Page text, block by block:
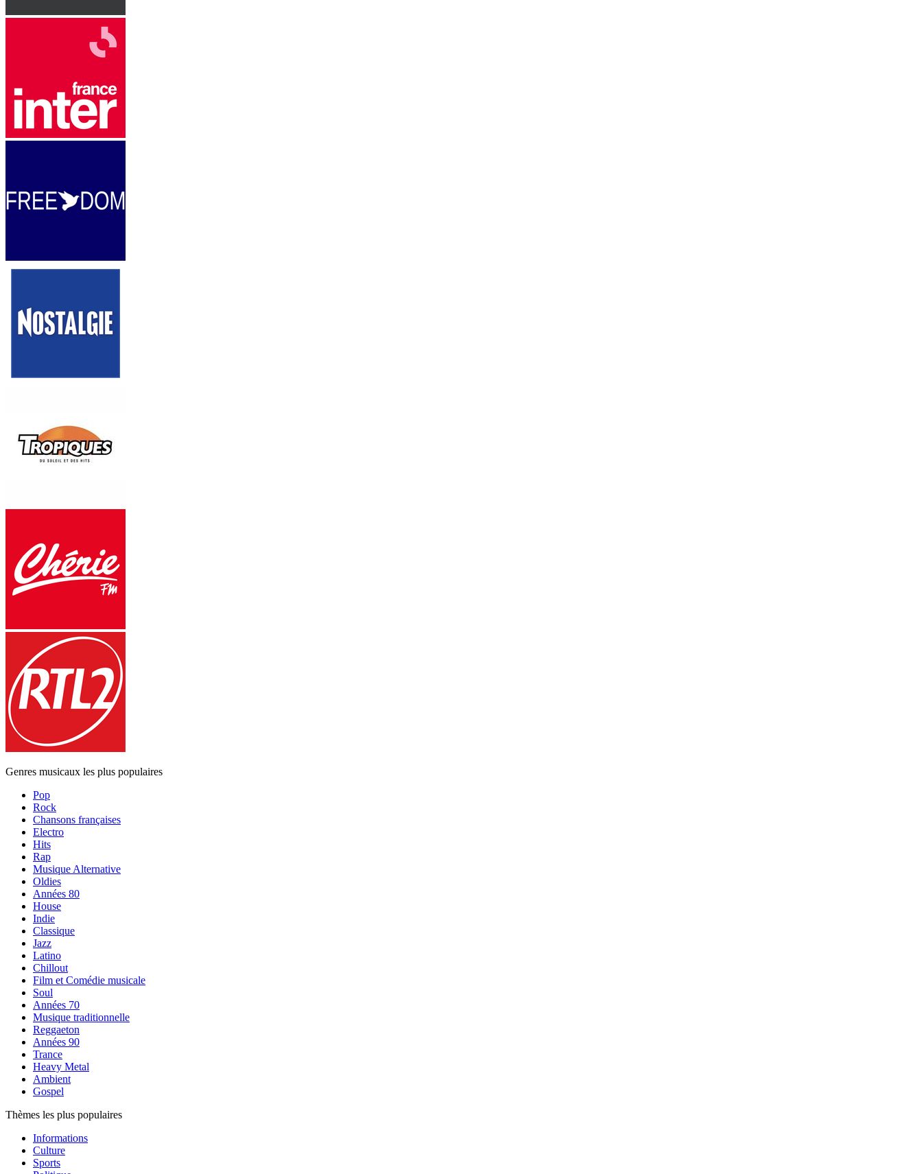
Genres musicaux les plus populaires
Pop
Rock
Chansons françaises
Electro
Hits
Rap
Musique Alternative
Oldies
Années 80
House
Indie
Classique
Jazz
Latino
Chillout
Film et Comédie musicale
Soul
Années 70
Musique traditionnelle
Reggaeton
Années 90
Trance
Heavy Metal
Ambient
Gospel
Thèmes les plus populaires
Informations
Culture
Sports